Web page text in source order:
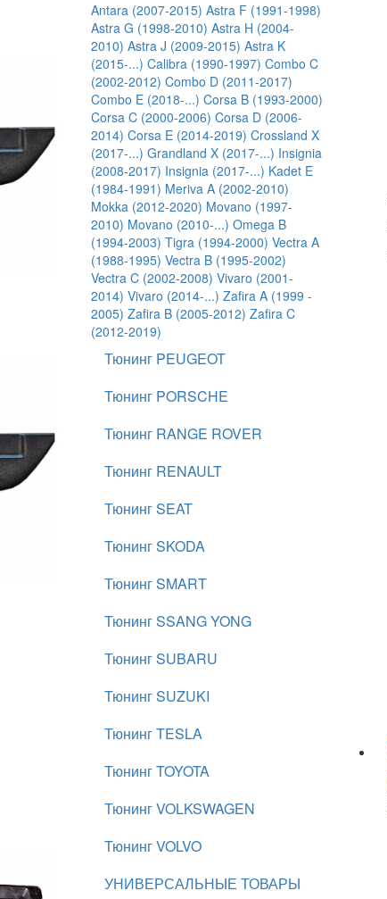
Antara (2007-2015) Astra F (1991-1998)
Astra G (1998-2010) Astra H (2004-
2010) Astra J (2009-2015) Astra K
(2015-...) Calibra (1990-1997) Combo C
(2002-2012) Combo D (2011-2017)
Combo E (2018-...) Corsa B (1993-2000)
Corsa C (2000-2006) Corsa D (2006-
2014) Corsa E (2014-2019) Crossland X
(2017-...) Grandland X (2017-...) Insignia
(2008-2017) Insignia (2017-...) Kadet E
(1984-1991) Meriva A (2002-2010)
Mokka (2012-2020) Movano (1997-
2010) Movano (2010-...) Omega B
(1994-2003) Tigra (1994-2000) Vectra A
(1988-1995) Vectra B (1995-2002)
Vectra C (2002-2008) Vivaro (2001-
2014) Vivaro (2014-...) Zafira A (1999 -
2005) Zafira B (2005-2012) Zafira C
(2012-2019)
Тюнинг PEUGEOT
Тюнинг PORSCHE
Тюнинг RANGE ROVER
Тюнинг RENAULT
Тюнинг SEAT
Тюнинг SKODA
Тюнинг SMART
Тюнинг SSANG YONG
Тюнинг SUBARU
Тюнинг SUZUKI
Тюнинг TESLA
Тюнинг TOYOTA
Тюнинг VOLKSWAGEN
Тюнинг VOLVO
УНИВЕРСАЛЬНЫЕ ТОВАРЫ